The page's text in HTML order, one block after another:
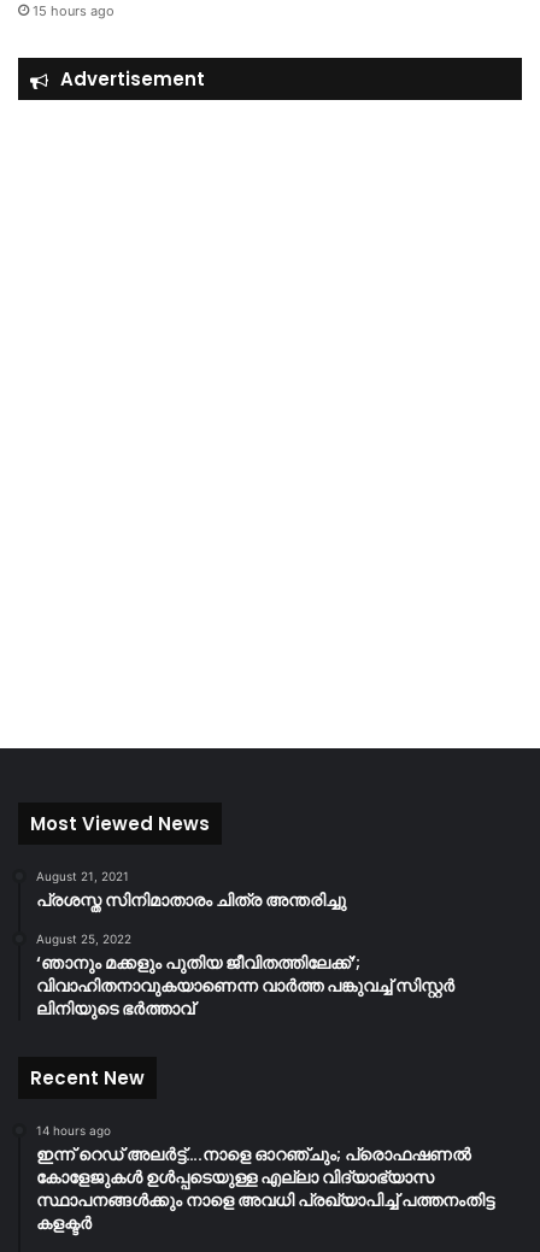
15 hours ago
Advertisement
Most Viewed News
August 21, 2021
പ്രശസ്ത സിനിമാതാരം ചിത്ര അന്തരിച്ചു
August 25, 2022
‘ഞാനും മക്കളും പുതിയ ജീവിതത്തിലേക്ക്’;
വിവാഹിതനാവുകയാണെന്ന വാർത്ത പങ്കുവച്ച് സിസ്റ്റർ
ലിനിയുടെ ഭർത്താവ്
Recent New
14 hours ago
ഇന്ന് റെഡ് അലർട്ട്….നാളെ ഓറഞ്ചും; പ്രൊഫഷണൽ
കോളേജുകൾ ഉൾപ്പടെയുള്ള എല്ലാ വിദ്യാഭ്യാസ
സ്ഥാപനങ്ങൾക്കും നാളെ അവധി പ്രഖ്യാപിച്ച് പത്തനംതിട്ട
കളക്ടർ